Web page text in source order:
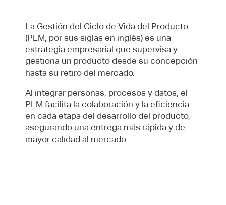
La Gestión del Ciclo de Vida del Producto
(PLM, por sus siglas en inglés) es una
estrategia empresarial que supervisa y
gestiona un producto desde su concepción
hasta su retiro del mercado.
Al integrar personas, procesos y datos, el
PLM facilita la colaboración y la eficiencia
en cada etapa del desarrollo del producto,
asegurando una entrega más rápida y de
mayor calidad al mercado.